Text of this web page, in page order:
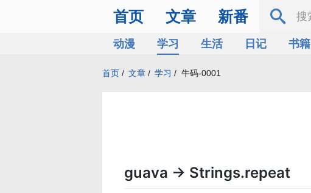
首页 文章 新番
动漫 学习 生活 日记 书籍
首页 / 文章 / 学习 / 牛码-0001
guava -> Strings.repeat